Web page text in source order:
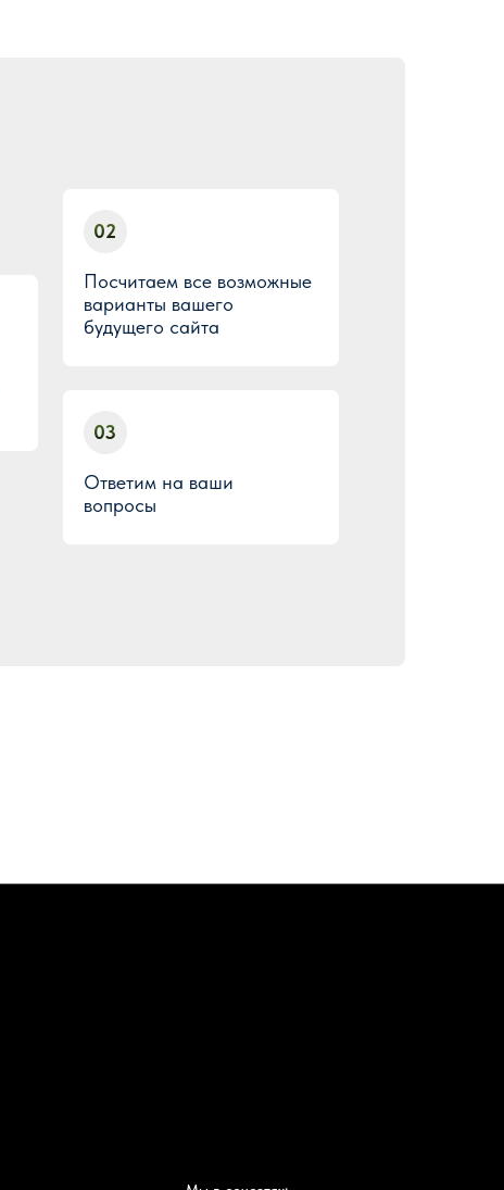
Посчитаем все возможные
варианты вашего
будущего сайта
02
Ответим на ваши
вопросы
03